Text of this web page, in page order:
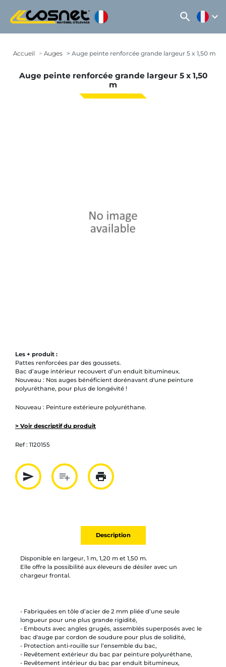
search expand_more
Accueil Auges Auge peinte renforcée grande largeur 5 x 1,50 m
Auge peinte renforcée grande largeur 5 x 1,50
m
Les + produit :
Pattes renforcées par des goussets.
Bac d’auge intérieur recouvert d’un enduit bitumineux.
Nouveau : Nos auges bénéficient dorénavant d'une peinture
polyuréthane, pour plus de longévité !
Nouveau : Peinture extérieure polyuréthane.
> Voir descriptif du produit
Ref : 1120155
send
Partager par mail
playlist_add
Ajouter à la liste
print
Imprimer
Description
Disponible en largeur, 1 m, 1,20 m et 1,50 m.
Elle offre la possibilité aux éleveurs de désiler avec un
chargeur frontal.
- Fabriquées en tôle d’acier de 2 mm pliée d’une seule
longueur pour une plus grande rigidité,
- Embouts avec angles grugés, assemblés superposés avec le
bac d'auge par cordon de soudure pour plus de solidité,
- Protection anti-rouille sur l’ensemble du bac,
- Revêtement extérieur du bac par peinture polyuréthane,
- Revêtement intérieur du bac par enduit bitumineux,